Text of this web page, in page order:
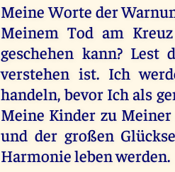
Meine Worte der
Meinem Tod am
geschehen kann?
verstehen ist. Ich
handeln, bevor Ich als
Meine Kinder zu
und der großen
Harmonie leben werden.